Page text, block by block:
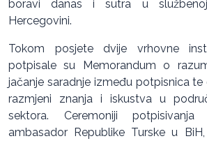
boravi danas i sutra u
Hercegovini.
Tokom posjete dvije vrhovne
potpisale su Memorandum o
jačanje saradnje između potpisnica te
razmjeni znanja i iskustva u
sektora. Ceremoniji
ambasador Republike Turske u BiH,